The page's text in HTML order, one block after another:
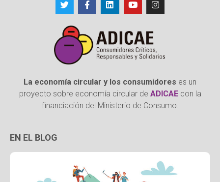
La economía circular y los consumidores es un
proyecto sobre economía circular de ADICAEcon la
financiación del Ministerio de Consumo.
EN EL BLOG